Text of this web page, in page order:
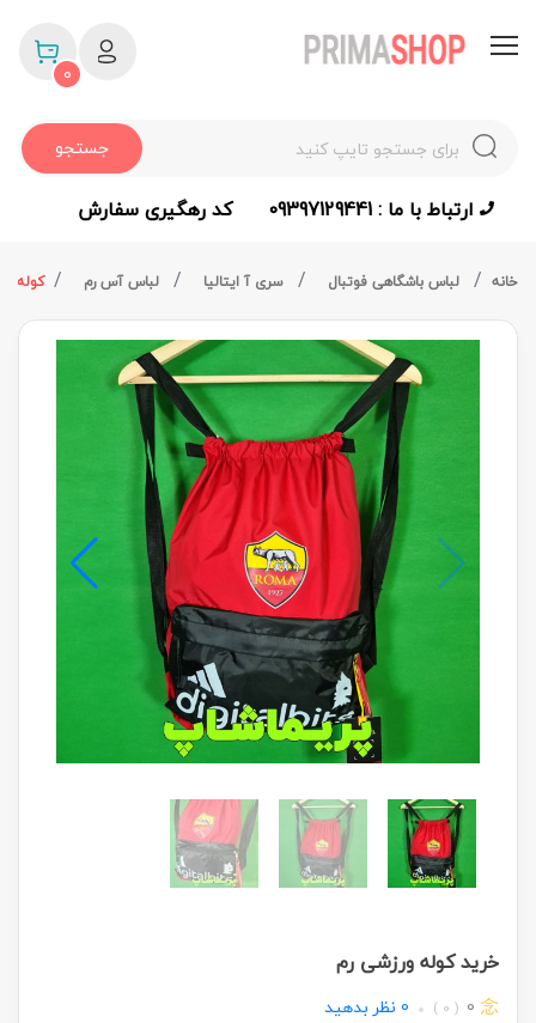
جستجو
0
ارتباط با ما : 09397129441 کد رهگیری سفارش
خانه لباس باشگاهی فوتبال سری آ ایتالیا لباس آس رم کوله
خرید کوله ورزشی رم
0
( 0 )
0 نظر بدهید